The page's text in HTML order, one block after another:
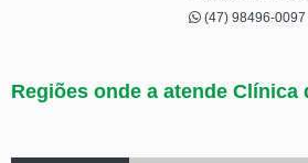
telefone de centro para dependentes químicos
Presidente Getúlio
(47) 98496-0097
Regiões onde a atende Clínica